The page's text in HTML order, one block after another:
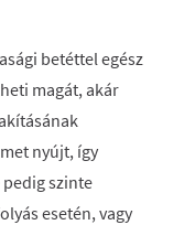
betéttel egész
magát, akár
nyújt, így
szinte
esetén, vagy